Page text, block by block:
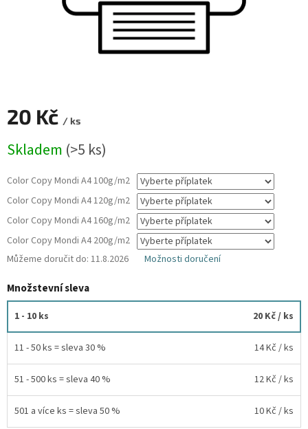
20 Kč / ks
cena:
Skladem (>5 ks)
Color Copy Mondi A4 100g/m2
Color Copy Mondi A4 120g/m2
Color Copy Mondi A4 160g/m2
Color Copy Mondi A4 200g/m2
Můžeme doručit do: 11.8.2026 Možnosti doručení
Množstevní sleva
1 - 10 ks 20 Kč/ ks
11 - 50 ks = sleva 30 % 14 Kč / ks
51 - 500 ks = sleva 40 % 12 Kč / ks
501 a více ks = sleva 50 % 10 Kč / ks